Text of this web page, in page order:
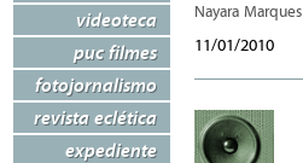
videoteca
puc filmes
fotojornalismo
revista eclética
expediente
Nayara Marques
11/01/2010